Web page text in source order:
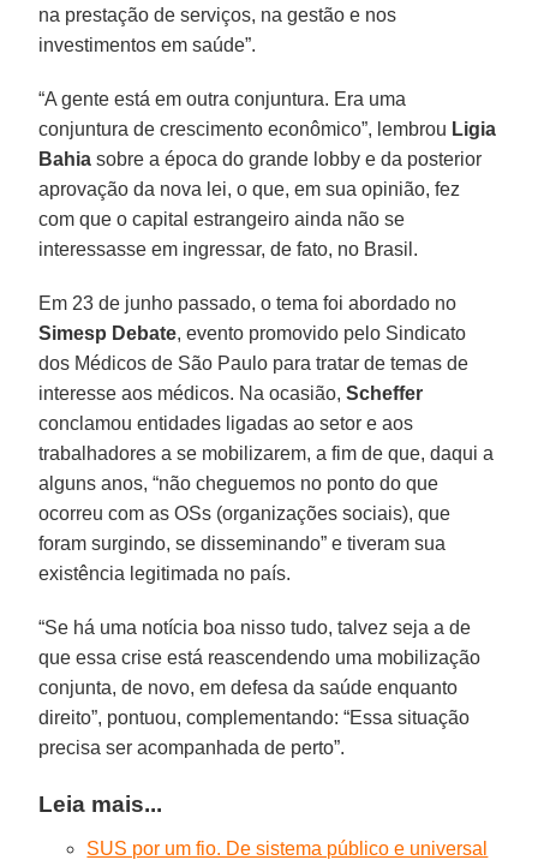
na prestação de serviços, na gestão e nos
investimentos em saúde”.
“A gente está em outra conjuntura. Era uma
conjuntura de crescimento econômico”, lembrou Ligia
Bahia sobre a época do grande lobby e da posterior
aprovação da nova lei, o que, em sua opinião, fez
com que o capital estrangeiro ainda não se
interessasse em ingressar, de fato, no Brasil.
Em 23 de junho passado, o tema foi abordado no
Simesp Debate, evento promovido pelo Sindicato
dos Médicos de São Paulo para tratar de temas de
interesse aos médicos. Na ocasião,Scheffer
conclamou entidades ligadas ao setor e aos
trabalhadores a se mobilizarem, a fim de que, daqui a
alguns anos, “não cheguemos no ponto do que
ocorreu com as OSs (organizações sociais), que
foram surgindo, se disseminando” e tiveram sua
existência legitimada no país.
“Se há uma notícia boa nisso tudo, talvez seja a de
que essa crise está reascendendo uma mobilização
conjunta, de novo, em defesa da saúde enquanto
direito”, pontuou, complementando: “Essa situação
precisa ser acompanhada de perto”.
Leia mais...
SUS por um fio. De sistema público e universal